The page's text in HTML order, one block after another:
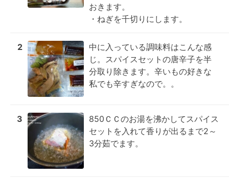
おきます。
・ねぎを千切りにします。
2
中に入っている調味料はこんな感
じ。スパイスセットの唐辛子を半
分取り除きます。辛いもの好きな
私でも辛すぎなので。。
3
850ＣＣのお湯を沸かしてスパイス
セットを入れて香りが出るまで2～
3分茹でます。